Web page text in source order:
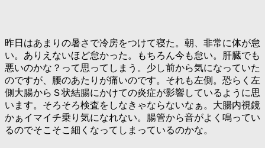
昨日はあまりの暑さで冷房をつけて寝た。朝、非常に体が怠
い。ありえないほど怠かった。もちろん今も怠い。肝臓でも
悪いのかな？って思ってしまう。少し前から気になっていた
のですが、腰のあたりが痛いのです。それも左側。恐らく左
側大腸からＳ状結腸にかけての炎症が影響しているように思
います。そろそろ検査をしなきゃならないなぁ。大腸内視鏡
かぁイマイチ乗り気になれない。腸管から音がよく鳴ってい
るのでそこそこ細くなってしまっているのかな。